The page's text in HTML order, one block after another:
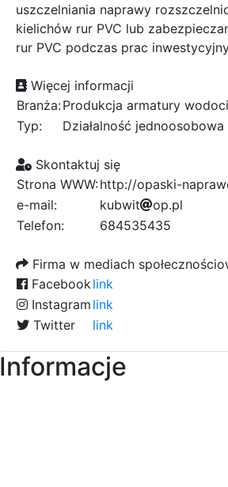
uszczelniania naprawy
kielichów rur PVC lub
rur PVC podczas prac
Więcej informacji
Branża:Produkcja armatury
Typ:
Działalność jednoosobowa
Skontaktuj się
Strona WWW:http://opaski-
e-mail:
k1
9
ubwit0
a
ope
0
.pl
Telefon:
684535435
Firma w mediach
Facebooklink
Instagram link
Twitter
link
Informacje